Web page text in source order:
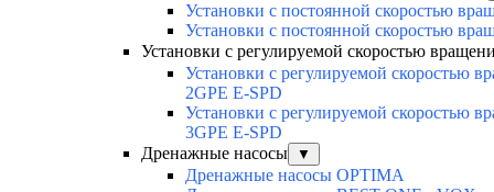
Установки с постоянной скоростью
Установки с постоянной скоростью
Установки с регулируемой скоростью
Установки с регулируемой скоростью
2GPE E-SPD
Установки с регулируемой скоростью
3GPE E-SPD
Дренажные насосы
▼
Дренажные насосы OPTIMA